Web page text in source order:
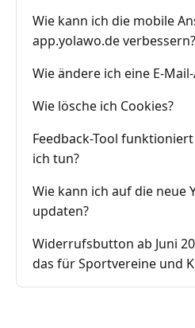
Wie kann ich die mobile
app.yolawo.de verbessern?
Wie ändere ich eine E-
Wie lösche ich Cookies?
Feedback-Tool
ich tun?
Wie kann ich auf die neue
updaten?
Widerrufsbutton ab Juni
das für Sportvereine und